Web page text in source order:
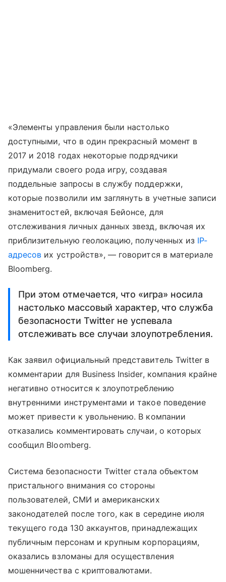
«Элементы управления были настолько
доступными, что в один прекрасный момент в
2017 и 2018 годах некоторые подрядчики
придумали своего рода игру, создавая
поддельные запросы в службу поддержки,
которые позволили им заглянуть в учетные записи
знаменитостей, включая Бейонсе, для
отслеживания личных данных звезд, включая их
приблизительную геолокацию, полученных из IP-
адресов их устройств», — говорится в материале
Bloomberg.
При этом отмечается, что «игра» носила
настолько массовый характер, что служба
безопасности Twitter не успевала
отслеживать все случаи злоупотребления.
Как заявил официальный представитель Twitter в
комментарии для Business Insider, компания крайне
негативно относится к злоупотреблению
внутренними инструментами и такое поведение
может привести к увольнению. В компании
отказались комментировать случаи, о которых
сообщил Bloomberg.
Система безопасности Twitter стала объектом
пристального внимания со стороны
пользователей, СМИ и американских
законодателей после того, как в середине июля
текущего года 130 аккаунтов, принадлежащих
публичным персонам и крупным корпорациям,
оказались взломаны для осуществления
мошенничества с криптовалютами.